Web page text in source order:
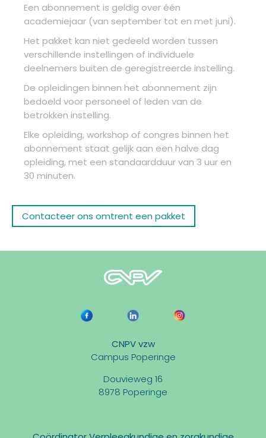
Een abonnement is geldig over één
academiejaar (van september tot en met juni).
Het pakket kan niet gedeeld worden tussen
verschillende instellingen of individuele
deelnemers buiten de geregistreerde instelling.
De opleidingen binnen het abonnement zijn
bedoeld voor personeel of leden van de
betrokken instelling.
Elke opleiding, workshop of congres binnen het
abonnement staat gelijk aan een halve dag
opleiding, met een standaardduur van 3 uur en
30 minuten.
Contacteer ons omtrent een pakket
CNPV vzw
Campus Poperinge
Douvieweg 16
8978 Poperinge